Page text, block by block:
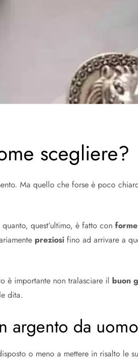
scegliere?
Ma quello che forse è poco
quest’ultimo, è fatto con
preziosifino ad arrivare a
è importante non tralasciare il buon
dita.
argento da uomo
o meno a mettere in risalto le